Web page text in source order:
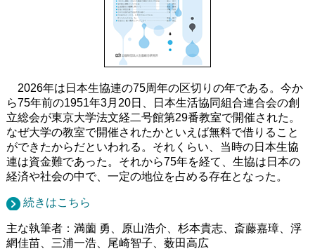
2026年は日本生協連の75周年の区切りの年である。今か
ら75年前の1951年3月20日、日本生活協同組合連合会の創
立総会が東京大学法文経二号館第29番教室で開催された。
なぜ大学の教室で開催されたかといえば無料で借りること
ができたからだといわれる。それくらい、当時の日本生協
連は資金難であった。それから75年を経て、生協は日本の
経済や社会の中で、一定の地位を占める存在となった。
続きはこちら
主な執筆者：満薗 勇、原山浩介、杉本貴志、斎藤嘉璋、浮
網佳苗、三浦一浩、尾崎智子、薮田高広